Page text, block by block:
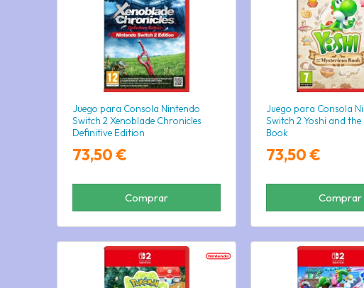
Juego para Consola Nintendo
Switch 2 Xenoblade Chronicles
Definitive Edition
73,50 €
Comprar
Juego para Consola
Switch 2 Yoshi and the
Book
73,50 €
Comprar